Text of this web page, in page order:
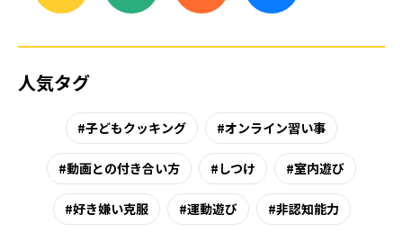
人気タグ
子どもクッキング オンライン習い事
動画との付き合い方 しつけ 室内遊び
好き嫌い克服 運動遊び 非認知能力